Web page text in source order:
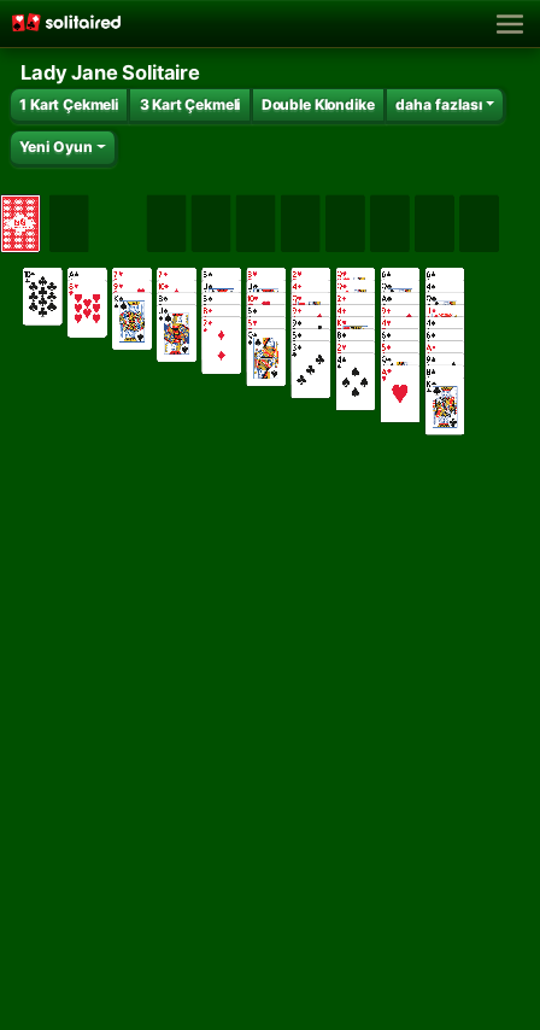
Lady Jane Solitaire
1 Kart Çekmeli 3 Kart Çekmeli Double Klondike daha fazlası
Yeni Oyun